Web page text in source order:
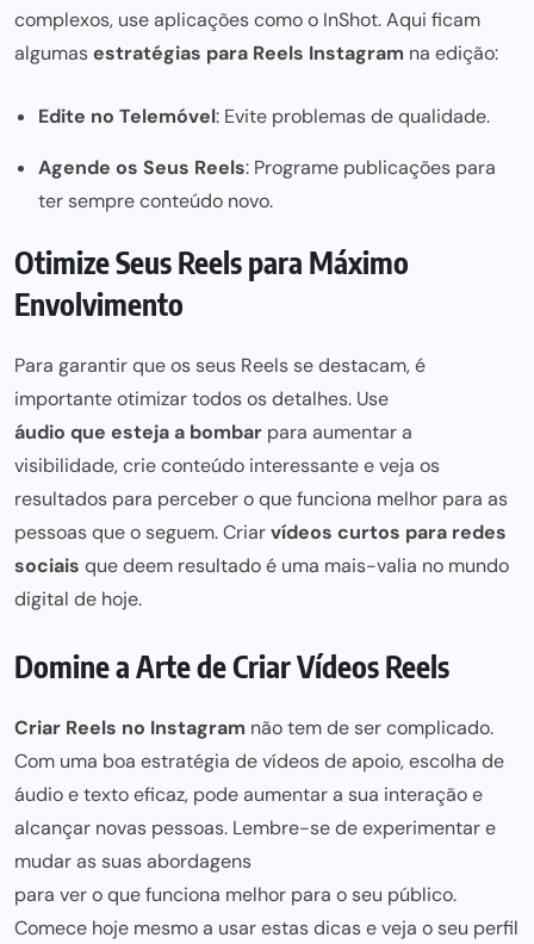
complexos, use aplicações como o InShot. Aqui ficam
algumasestratégias para Reels Instagram na edição:
Edite no Telemóvel: Evite problemas de qualidade.
Agende os Seus Reels: Programe publicações para
ter sempre conteúdo novo.
Otimize Seus Reels para Máximo
Envolvimento
Para garantir que os seus Reels se destacam, é
importanteotimizar todos osdetalhes. Use
áudio que esteja a bombar para aumentar a
visibilidade, crieconteúdo interessante eveja os
resultados para percebero que funciona melhor para as
pessoas que o seguem. Criarvídeos curtos para redes
sociais que deem resultado é uma mais-valia no mundo
digital de hoje.
Domine a Arte de Criar Vídeos Reels
Criar Reels no Instagram não tem de ser complicado.
Com uma boa estratégia de vídeos de apoio, escolha de
áudio e texto eficaz, pode aumentar a sua interação e
alcançar novas pessoas. Lembre-se de experimentar e
mudar as suas abordagens
para ver o que funciona melhor para o seu público.
Comece hoje mesmo a usar estas dicas e veja o seu perfil